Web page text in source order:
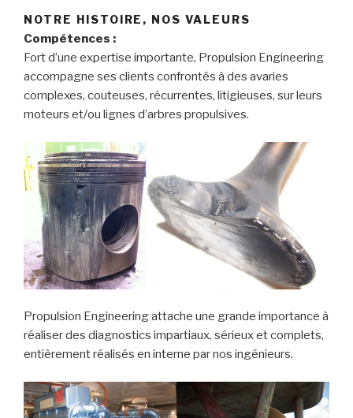
NOTRE HISTOIRE, NOS VALEURS
Compétences :
Fort d’une expertise importante, Propulsion Engineering
accompagne ses clients confrontés à des avaries
complexes, couteuses, récurrentes, litigieuses, sur leurs
moteurs et/ou lignes d’arbres propulsives.
Propulsion Engineering attache une grande importance à
réaliser des diagnostics impartiaux, sérieux et complets,
entièrement réalisés en interne par nos ingénieurs.